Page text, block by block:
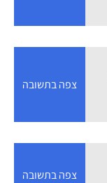
צפה בתשובה
צפה בתשובה